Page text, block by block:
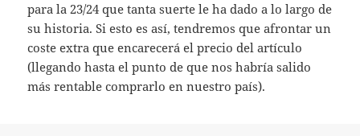
para la 23/24 que tanta suerte le ha dado a lo largo de
su historia. Si esto es así, tendremos que afrontar un
coste extra que encarecerá el precio del artículo
(llegando hasta el punto de que nos habría salido
más rentable comprarlo en nuestro país).